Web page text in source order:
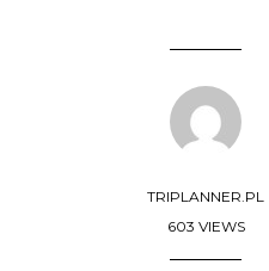
TRIPLANNER.PL
603 VIEWS